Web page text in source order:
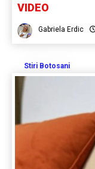
VIDEO
Gabriela Erdic
Stiri Botosani